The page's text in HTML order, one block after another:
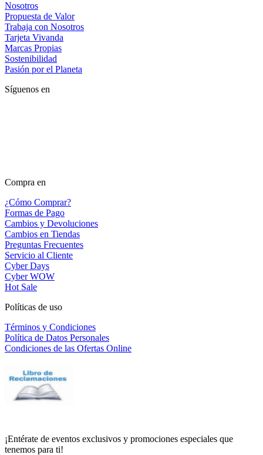
Nosotros
Propuesta de Valor
Trabaja con Nosotros
Tarjeta Vivanda
Marcas Propias
Sostenibilidad
Pasión por el Planeta
Síguenos en
Compra en
¿Cómo Comprar?
Formas de Pago
Cambios y Devoluciones
Cambios en Tiendas
Preguntas Frecuentes
Servicio al Cliente
Cyber Days
Cyber WOW
Hot Sale
Políticas de uso
Términos y Condiciones
Política de Datos Personales
Condiciones de las Ofertas Online
¡Entérate de eventos exclusivos y promociones especiales que
tenemos para ti!